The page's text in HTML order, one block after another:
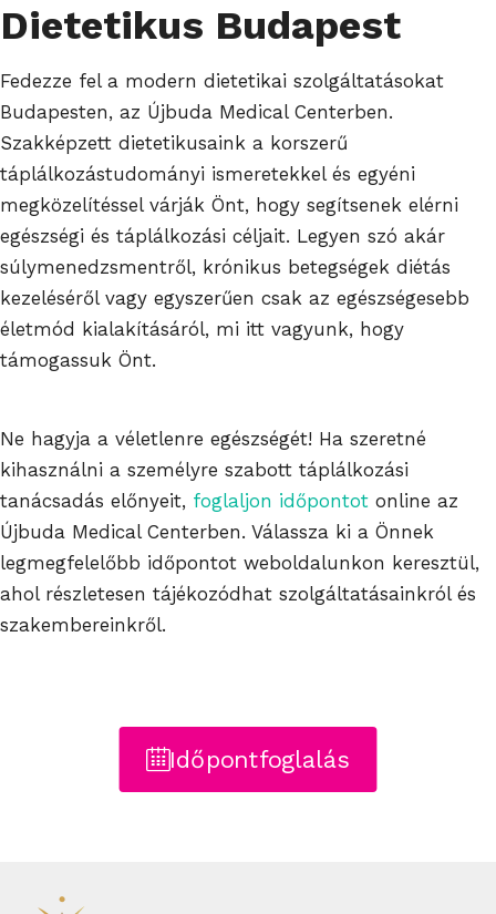
Dietetikus Budapest
Fedezze fel a modern dietetikai szolgáltatásokat
Budapesten, az Újbuda Medical Centerben.
Szakképzett dietetikusaink a korszerű
táplálkozástudományi ismeretekkel és egyéni
megközelítéssel várják Önt, hogy segítsenek elérni
egészségi és táplálkozási céljait. Legyen szó akár
súlymenedzsmentről, krónikus betegségek diétás
kezeléséről vagy egyszerűen csak az egészségesebb
életmód kialakításáról, mi itt vagyunk, hogy
támogassuk Önt.
Ne hagyja a véletlenre egészségét! Ha szeretné
kihasználni a személyre szabott táplálkozási
tanácsadás előnyeit, foglaljon időpontot online az
Újbuda Medical Centerben. Válassza ki a Önnek
legmegfelelőbb időpontot weboldalunkon keresztül,
ahol részletesen tájékozódhat szolgáltatásainkról és
szakembereinkről.
Időpontfoglalás